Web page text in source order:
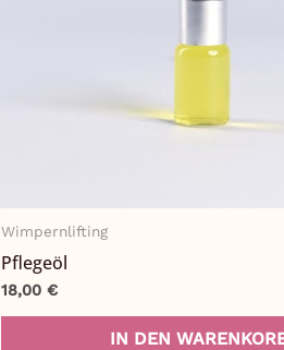
Wimpernlifting
Pflegeöl
18,00 €
IN DEN